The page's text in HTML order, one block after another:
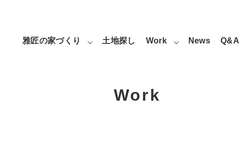
雅匠の家づくり 土地探し Work News Q&A
Work